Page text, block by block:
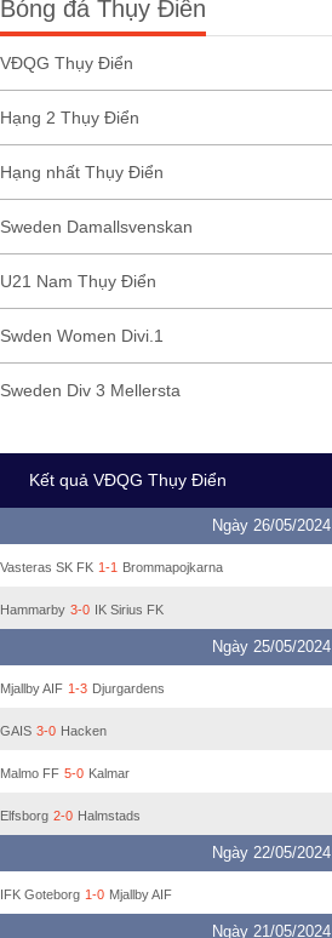
Bóng đá Thụy Điển
VĐQG Thụy Điển
Hạng 2 Thụy Điển
Hạng nhất Thụy Điển
Sweden Damallsvenskan
U21 Nam Thụy Điển
Swden Women Divi.1
Sweden Div 3 Mellersta
Kết quả VĐQG Thụy Điển
Ngày 26/05/2024
Vasteras SK FK 1-1 Brommapojkarna
Hammarby 3-0 IK Sirius FK
Ngày 25/05/2024
Mjallby AIF 1-3 Djurgardens
GAIS 3-0 Hacken
Malmo FF 5-0 Kalmar
Elfsborg 2-0 Halmstads
Ngày 22/05/2024
IFK Goteborg 1-0 Mjallby AIF
Ngày 21/05/2024